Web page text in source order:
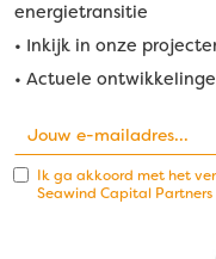
energietransitie
• Inkijk in onze
• Actuele
Ik ga akkoord met het
Seawind Capital